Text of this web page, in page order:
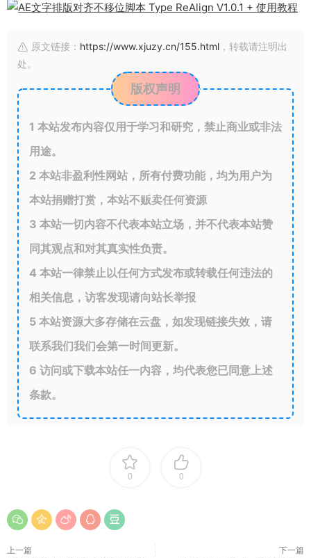
原文链接： https://www.xjuzy.cn/155.html ，转载请注明出
处。
版权声明
1 本站发布内容仅用于学习和研究，禁止商业或非法
用途。
2 本站非盈利性网站，所有付费功能，均为用户为
本站捐赠打赏，本站不贩卖任何资源
3 本站一切内容不代表本站立场，并不代表本站赞
同其观点和对其真实性负责。
4 本站一律禁止以任何方式发布或转载任何违法的
相关信息，访客发现请向站长举报
5 本站资源大多存储在云盘，如发现链接失效，请
联系我们我们会第一时间更新。
6 访问或下载本站任一内容，均代表您已同意上述
条款。
0 0
上一篇 下一篇